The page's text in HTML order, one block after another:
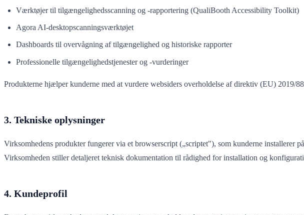
Værktøjer til tilgængelighedsscanning og -rapportering (QualiBooth Accessibility Toolkit)
Agora AI-desktopscanningsværktøjet
Dashboards til overvågning af tilgængelighed og historiske rapporter
Professionelle tilgængelighedstjenester og -vurderinger
Produkterne hjælper kunderne med at vurdere websiders overholdelse af direktiv (EU)
3. Tekniske oplysninger
Virksomhedens produkter fungerer via et browserscript („scriptet"), som kunderne installerer
Virksomheden stiller detaljeret teknisk dokumentation til rådighed for installation og
4. Kundeprofil